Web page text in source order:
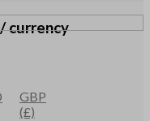
currency
GBP
(£)